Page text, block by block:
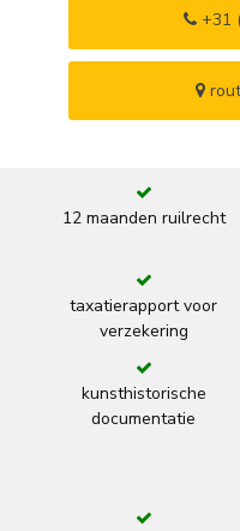
+31
12 maanden ruilrecht
taxatierapport voor
verzekering
kunsthistorische
documentatie